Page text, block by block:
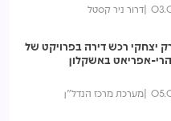
דרור ניר קסטל
יצחקי רכש דירה בפרויקט של
אפריאט באשקלון
מערכת מרכז הנדל"ן